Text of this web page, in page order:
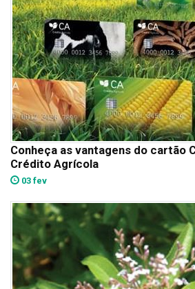
Conheça as vantagens do cartão
Crédito Agrícola
03 fev